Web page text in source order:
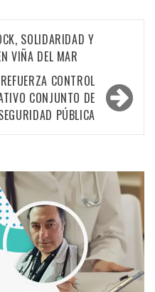
SOLIDARIDAD Y
VIÑA DEL MAR
CONTROL
CONJUNTO DE
PÚBLICA